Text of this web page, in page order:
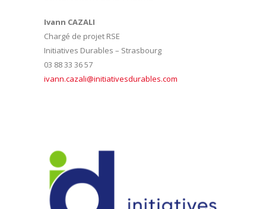
Ivann CAZALI
Chargé de projet RSE
Initiatives Durables – Strasbourg
03 88 33 36 57
ivann.cazali@initiativesdurables.com